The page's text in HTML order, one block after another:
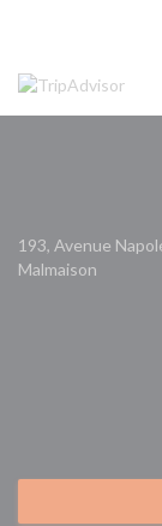
193, Avenue
Malmaison